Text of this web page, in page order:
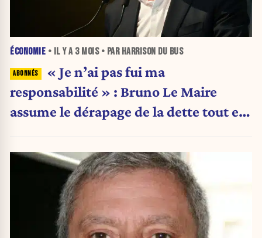
ÉCONOMIE • IL Y A 3 MOIS• PAR HARRISON DU BUS
« Je n’ai pas fui ma
responsabilité » : Bruno Le Maire
assume le dérapage de la dette tout en